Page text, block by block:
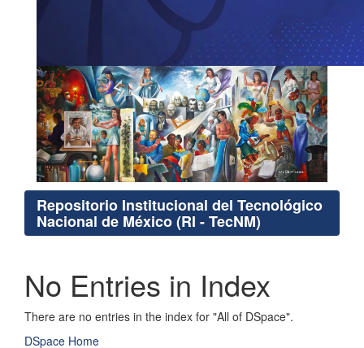
Repositorio Institucional del Tecnológico
Nacional de México (RI - TecNM)
No Entries in Index
There are no entries in the index for "All of DSpace".
DSpace Home